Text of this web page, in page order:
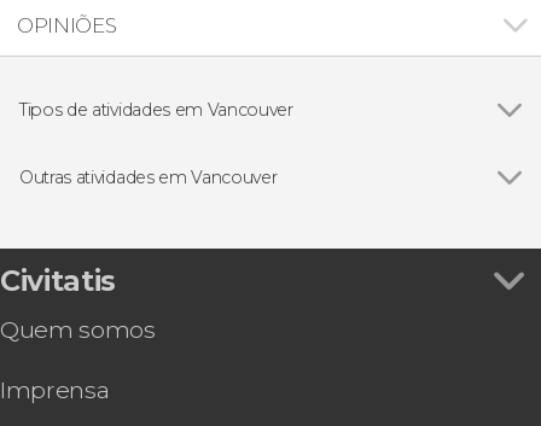
OPINIÕES
Tipos de atividades em Vancouver
Visitas guiadas e free tours
Outras atividades em Vancouver
Free tour por Vancouver
Ingresso do Capilano Suspension Bridge Park
Chip eSIM com Internet para o Canadá
Tour gastronômico por Vancouver
Civitatis
Quem somos
Imprensa